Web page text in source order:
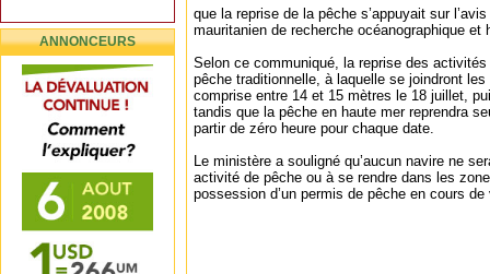
ANNONCEURS
que la reprise de la pêche s’appuyait sur
mauritanien de recherche océanographique et
Selon ce communiqué, la reprise des
pêche traditionnelle, à laquelle se joindront les
comprise entre 14 et 15 mètres le 18 juillet,
tandis que la pêche en haute mer reprendra
partir de zéro heure pour chaque date.
Le ministère a souligné qu’aucun navire ne
activité de pêche ou à se rendre dans les
possession d’un permis de pêche en cours de